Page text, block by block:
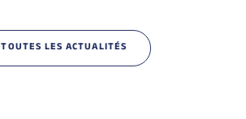
TOUTES LES ACTUALITÉS